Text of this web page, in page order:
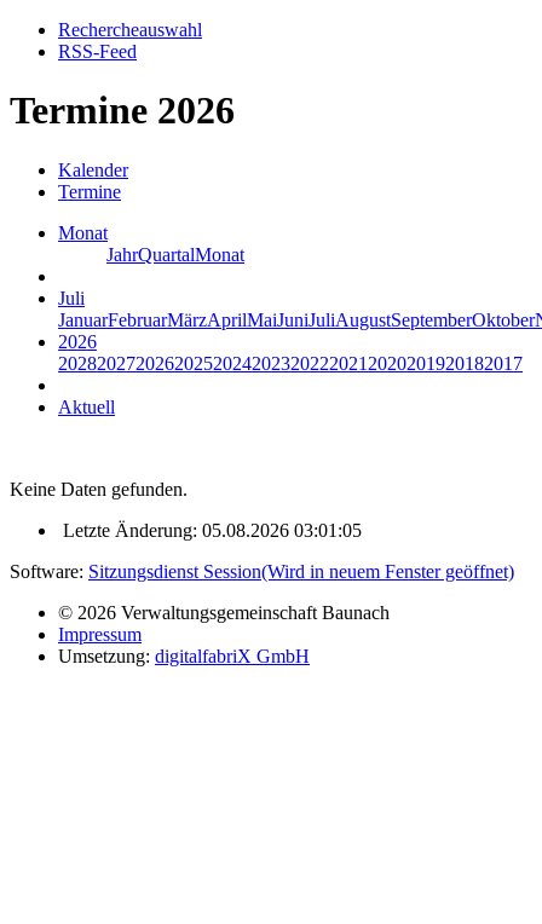
Rechercheauswahl
RSS-Feed
Termine 2026
Kalender
Termine
Monat
JahrQuartalMonat
Juli
JanuarFebruarMärzAprilMaiJuniJuliAugustSeptemberOktober
2026
20282027202620252024202320222021 2020201920182017
Aktuell
Keine Daten gefunden.
Letzte Änderung: 05.08.2026 03:01:05
Software: Sitzungsdienst Session(Wird in neuem Fenster geöffnet)
© 2026 Verwaltungsgemeinschaft Baunach
Impressum
Umsetzung: digitalfabriX GmbH